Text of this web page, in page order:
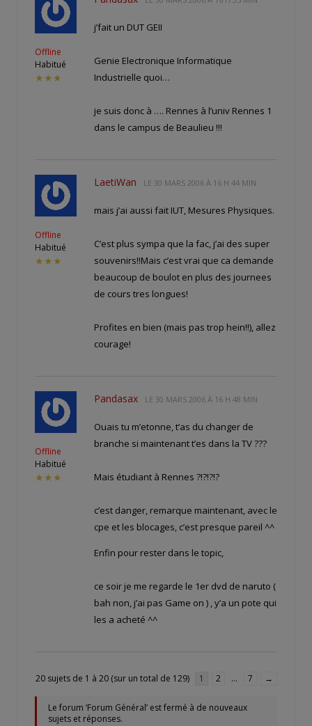
Offline
Habitué
★★★
j’fait un DUT GEII
Genie Electronique Informatique
Industrielle quoi…
je suis donc à …. Rennes à l’univ Rennes 1
dans le campus de Beaulieu !!!
Offline
Habitué
★★★
LaetiWan LE 30 MARS 2006 À 16 H 44 MIN
mais j’ai aussi fait IUT, Mesures Physiques.
C’est plus sympa que la fac, j’ai des super
souvenirs!!Mais c’est vrai que ca demande
beaucoup de boulot en plus des journees
de cours tres longues!
Profites en bien (mais pas trop hein!!), allez
courage!
Offline
Habitué
★★★
Pandasax LE 30 MARS 2006 À 16 H 48 MIN
Ouais tu m’etonne, t’as du changer de
branche si maintenant t’es dans la TV ???
Mais étudiant à Rennes ?!?!?!?
c’est danger, remarque maintenant, avec le
cpe et les blocages, c’est presque pareil ^^
Enfin pour rester dans le topic,
ce soir je me regarde le 1er dvd de naruto (
bah non, j’ai pas Game on ) , y’a un pote qui
les a acheté ^^
20 sujets de 1 à 20 (sur un total de 129) 1 2 … 7 →
Le forum ‘Forum Général’ est fermé à de nouveaux
sujets et réponses.